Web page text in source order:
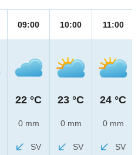
09:00
22 °C
0 mm
SV
10:00
23 °C
0 mm
SV
11:00
24 °C
0 mm
SV